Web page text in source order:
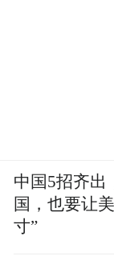
中国5招齐出
国，也要让
寸”